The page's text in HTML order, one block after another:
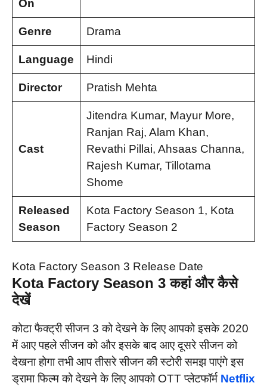
On
Genre Drama
Language Hindi
Director Pratish Mehta
Cast
Jitendra Kumar, Mayur More,
Ranjan Raj, Alam Khan,
Revathi Pillai, Ahsaas Channa,
Rajesh Kumar, Tillotama
Shome
Released
Season
Kota Factory Season 1, Kota
Factory Season 2
Kota Factory Season 3 Release Date
Kota Factory Season 3 कहां और कैसे
देखें
कोटा फैक्ट्री सीजन 3 को देखने के लिए आपको इसके 2020
में आए पहले सीजन को और इसके बाद आए दूसरे सीजन को
देखना होगा तभी आप तीसरे सीजन की स्टोरी समझ पाएंगे इस
ड्रामा फिल्म को देखने के लिए आपको OTT प्लेटफॉर्म Netflix